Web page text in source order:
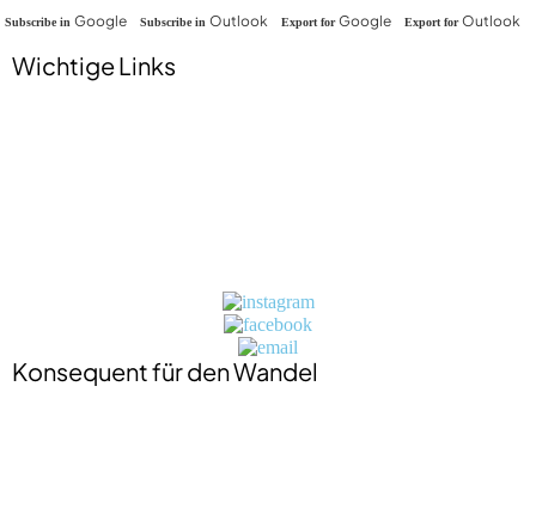
Subscribe in Google Subscribe in Outlook Export forGoogle Export forOutlook
Wichtige Links
Konsequent für den Wandel